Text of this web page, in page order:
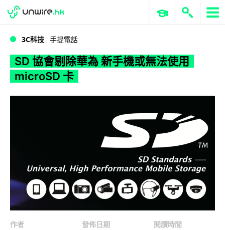
WWDC 2026 ERP 與商業 AI
3C科技 手提電話
SD 協會剔除華為 新手機或無法使用
microSD 卡
作者
發佈日期
閱讀時間